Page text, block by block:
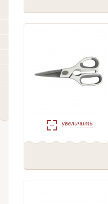
увеличить